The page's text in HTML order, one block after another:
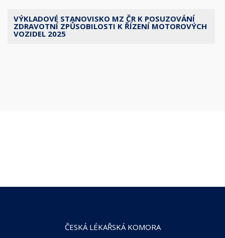
VÝKLADOVÉ STANOVISKO MZ ČR K POSUZOVÁNÍ
ZDRAVOTNÍ ZPŮSOBILOSTI K ŘÍZENÍ MOTOROVÝCH
VOZIDEL 2025
ČESKÁ LÉKAŘSKÁ KOMORA